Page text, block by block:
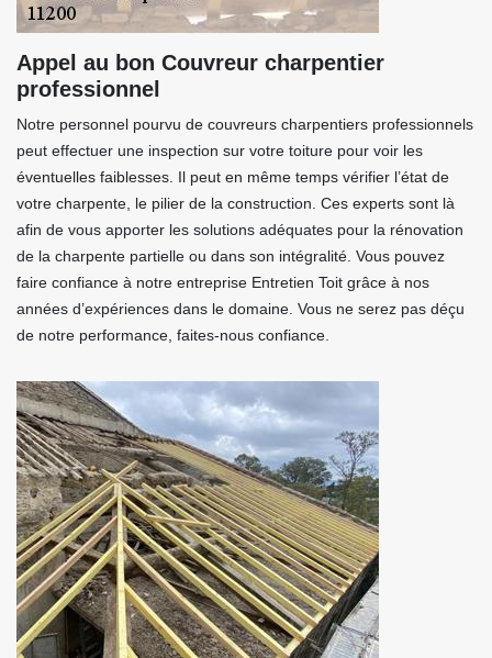
Appel au bon Couvreur charpentier
professionnel
Notre personnel pourvu de couvreurs charpentiers professionnels
peut effectuer une inspection sur votre toiture pour voir les
éventuelles faiblesses. Il peut en même temps vérifier l’état de
votre charpente, le pilier de la construction. Ces experts sont là
afin de vous apporter les solutions adéquates pour la rénovation
de la charpente partielle ou dans son intégralité. Vous pouvez
faire confiance à notre entreprise Entretien Toit grâce à nos
années d’expériences dans le domaine. Vous ne serez pas déçu
de notre performance, faites-nous confiance.